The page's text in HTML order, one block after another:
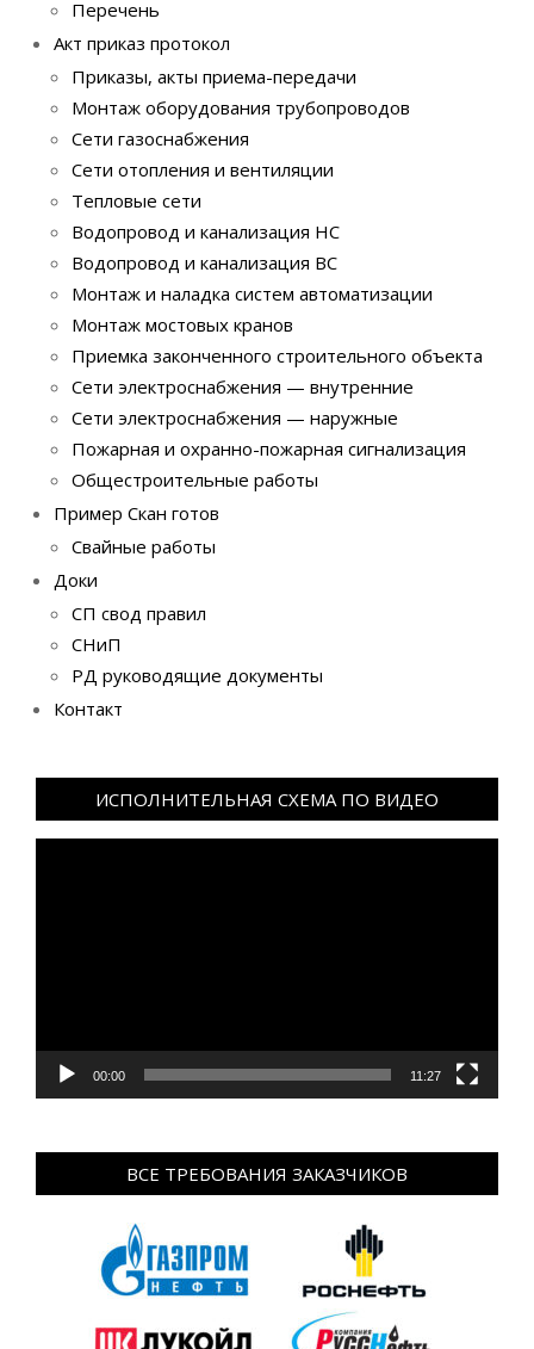
Перечень
Акт приказ протокол
Приказы, акты приема-передачи
Монтаж оборудования трубопроводов
Сети газоснабжения
Сети отопления и вентиляции
Тепловые сети
Водопровод и канализация НС
Водопровод и канализация ВС
Монтаж и наладка систем автоматизации
Монтаж мостовых кранов
Приемка законченного строительного объекта
Сети электроснабжения — внутренние
Сети электроснабжения — наружные
Пожарная и охранно-пожарная сигнализация
Общестроительные работы
Пример Скан готов
Свайные работы
Доки
СП свод правил
СНиП
РД руководящие документы
Контакт
ИСПОЛНИТЕЛЬНАЯ СХЕМА ПО ВИДЕО
00:00 11:27
ВСЕ ТРЕБОВАНИЯ ЗАКАЗЧИКОВ